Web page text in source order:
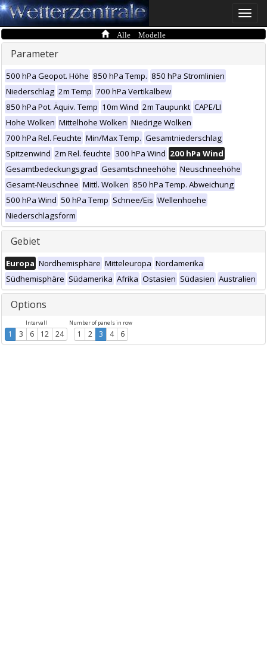
Toggle
Alle Modelle
Parameter
500 hPa Geopot. Höhe 850 hPa Temp. 850 hPa Stromlinien
Niederschlag 2m Temp 700 hPa Vertikalbew
850 hPa Pot. Äquiv. Temp 10m Wind 2m Taupunkt CAPE/LI
Hohe Wolken Mittelhohe Wolken Niedrige Wolken
700 hPa Rel. Feuchte Min/Max Temp. Gesamtniederschlag
Spitzenwind 2m Rel. feuchte 300 hPa Wind 200 hPa Wind
Gesamtbedeckungsgrad Gesamtschneehöhe Neuschneehöhe
Gesamt-Neuschnee Mittl. Wolken 850 hPa Temp. Abweichung
500 hPa Wind 50 hPa Temp Schnee/Eis Wellenhoehe
Niederschlagsform
Gebiet
Europa Nordhemisphäre Mitteleuropa Nordamerika
Südhemisphäre Südamerika Afrika Ostasien Südasien Australien
Options
Intervall
1 3 6 12 24
Number of panels in row
1 2 3 4 6